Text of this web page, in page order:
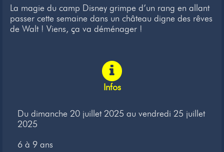
Camps
Dons
Inscription
La magie du camp Disney grimpe d’un rang en allant
passer cette semaine dans un château digne des rêves
de Walt ! Viens, ça va déménager !
Infos
Du dimanche 20 juillet 2025 au vendredi 25 juillet
2025
6 à 9 ans